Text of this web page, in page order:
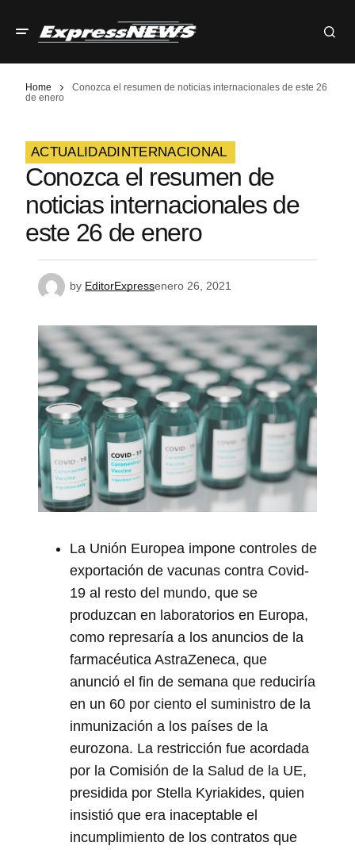
Home
Conozca el resumen de noticias internacionales de este 26
de enero
ACTUALIDAD INTERNACIONAL
Conozca el resumen de
noticias internacionales de
este 26 de enero
by EditorExpressenero 26, 2021
La Unión Europea impone controles de
exportación de vacunas contra Covid-
19 al resto del mundo, que se
produzcan en laboratorios en Europa,
como represaría a los anuncios de la
farmacéutica AstraZeneca, que
anunció el fin de semana que reduciría
en un 60 por ciento el suministro de la
inmunización a los países de la
eurozona. La restricción fue acordada
por la Comisión de la Salud de la UE,
presidida por Stella Kyriakides, quien
insistió que era inaceptable el
incumplimiento de los contratos que